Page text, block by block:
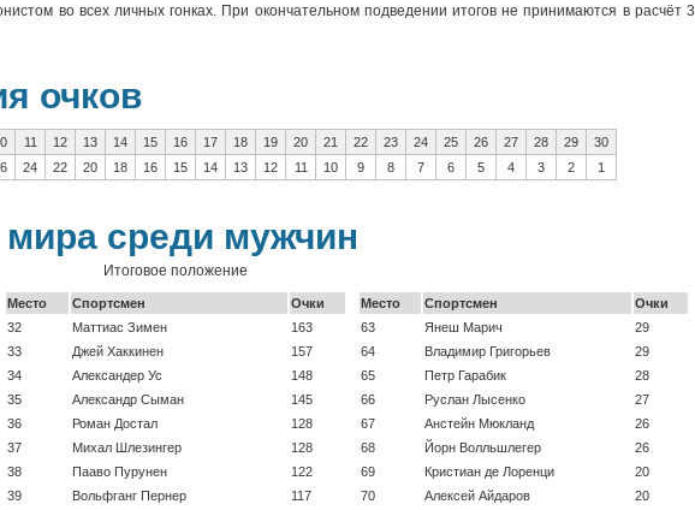
во всех личных гонках. При окончательном подведении итогов не принимаются в расчёт 3
очков
11 12 13 14 15 16 17 18 19 20 21 22 23 24 25 26 27 28 29
30
24 22 20 18 16 15 14 13 12 11 10 9 8 7 6 5 4 3 2 1
среди мужчин
Итоговое положение
Место Спортсмен
Очки
32
Маттиас Зимен
163
33
Джей Хаккинен
157
34
Александер Ус
148
35
Александр Сыман
145
36
Роман Достал
128
37
Михал Шлезингер
128
38
Пааво Пурунен
122
39
Вольфганг Пернер
117
Место Спортсмен
Очки
63
Янеш Марич
29
64
Владимир Григорьев
29
65
Петр Гарабик
28
66
Руслан Лысенко
27
67
Анстейн Мюкланд
26
68
Йорн Волльшлегер
26
69
Кристиан де Лоренци
20
70
Алексей Айдаров
20